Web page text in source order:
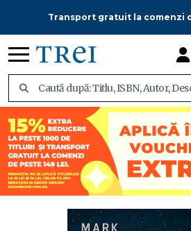
Transport gratuit la comenzi